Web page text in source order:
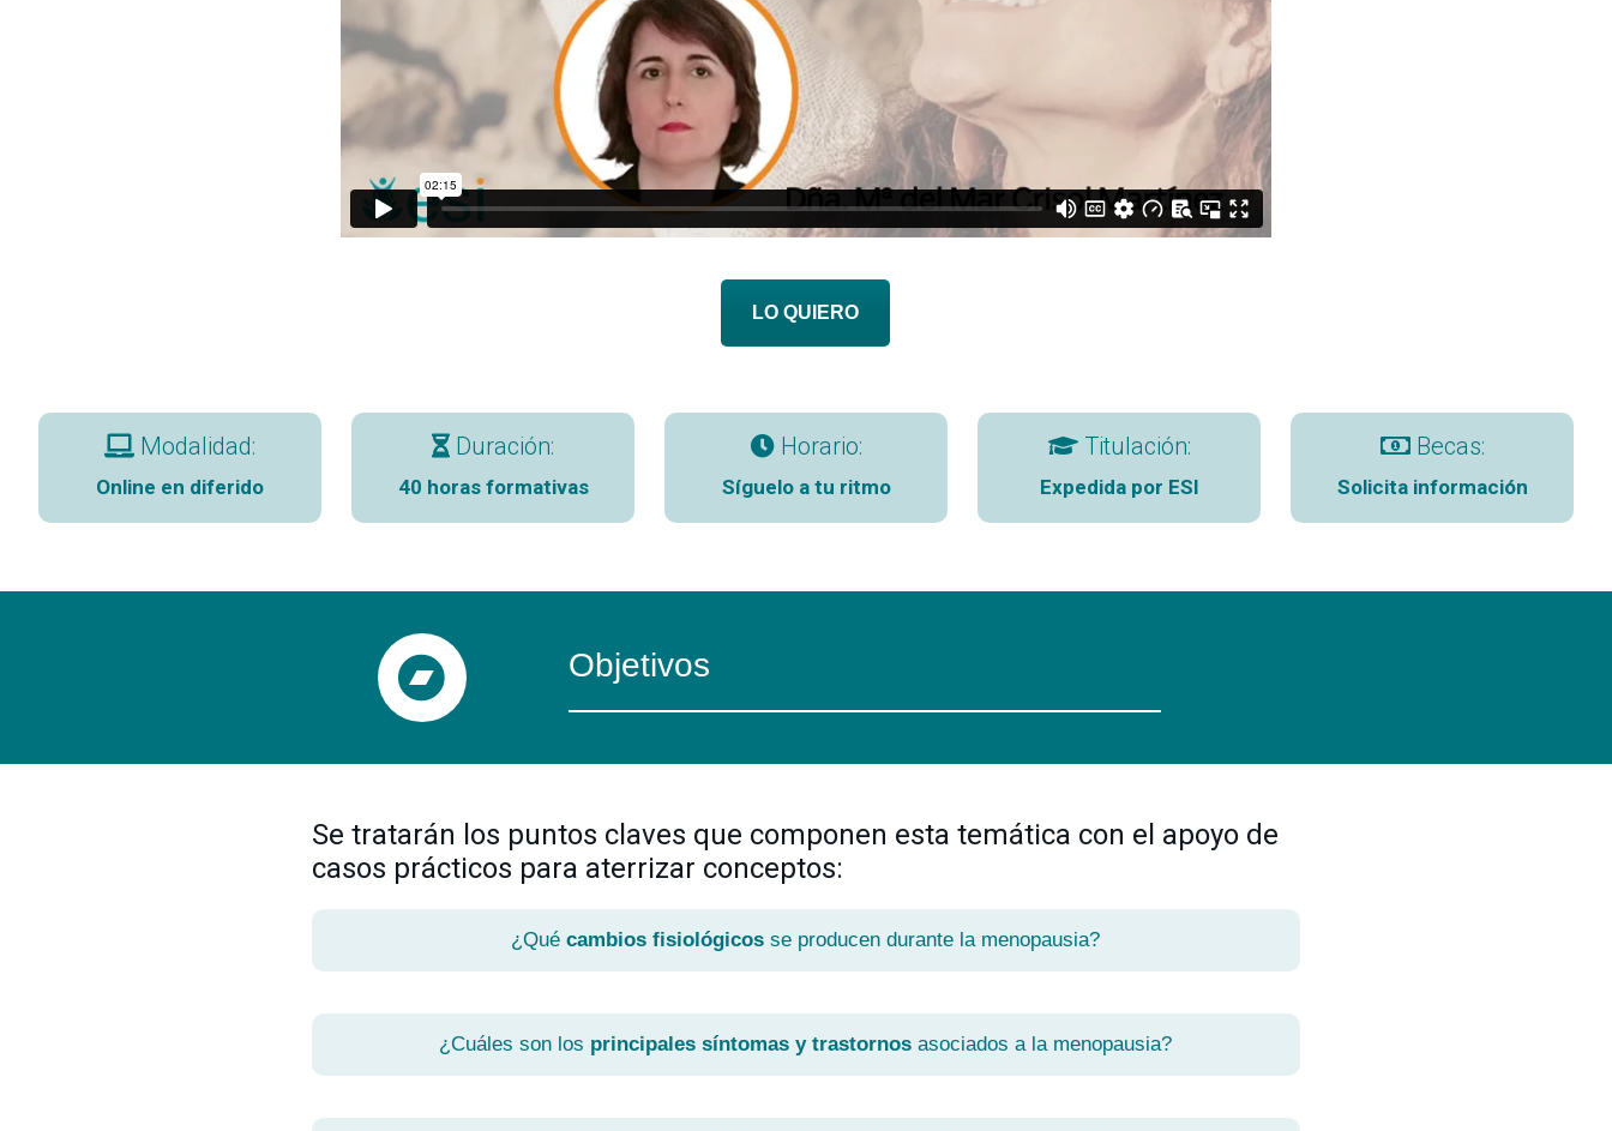
LO QUIERO
Modalidad:
Online en diferido
Duración:
40 horas formativas
Horario:
Síguelo a tu ritmo
Titulación:
Expedida por ESI
Becas:
Solicita información
Objetivos
Se tratarán los puntos claves que componen esta temática con el apoyo de
casos prácticos para aterrizar conceptos:
¿Qué cambios fisiológicos se producen durante la menopausia?
¿Cuáles son los principales síntomas y trastornos asociados a la menopausia?